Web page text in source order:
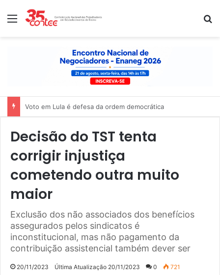
Menu
Nota de solidariedade ao povo venezuelano
Decisão do TST tenta
corrigir injustiça
cometendo outra muito
maior
Exclusão dos não associados dos benefícios
assegurados pelos sindicatos é
inconstitucional, mas não pagamento da
contribuição assistencial também dever ser
20/11/2023 Última Atualização 20/11/2023 0 721